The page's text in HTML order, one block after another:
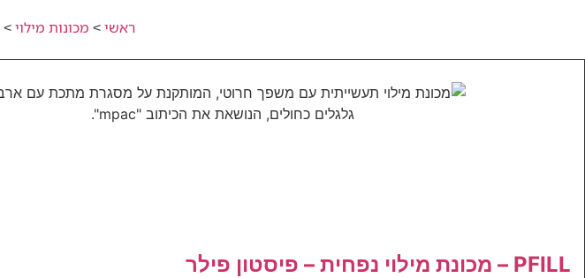
ראשי> מכונות מילוי>
PFILL – מכונת מילוי נפחית – פיסטון פילר